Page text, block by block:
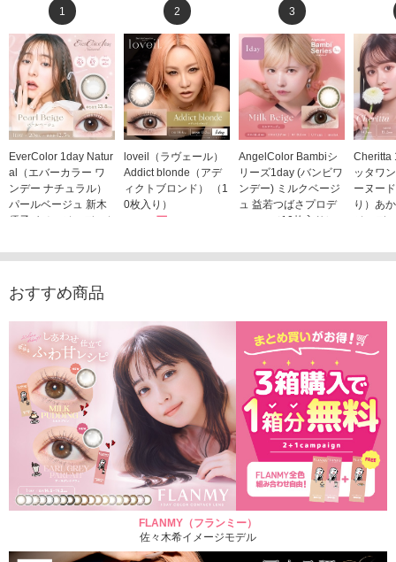
1
EverColor 1day Natur
al（エバーカラー ワ
ンデー ナチュラル）
パールベージュ 新木
優子イメージモデルカ
2,598円(税込)
2
loveil（ラヴェール）
Addict blonde（アデ
ィクトブロンド） （1
0枚入り）
1,760円
3
AngelColor Bambiシ
リーズ1day (バンビワ
ンデー) ミルクベージ
ュ 益若つばさプロデ
ュース（10枚入り）
Cheritta
ッタワ
ーヌー
り）あ
ジモデル
おすすめ商品
FLANMY（フランミー）
佐々木希イメージモデル